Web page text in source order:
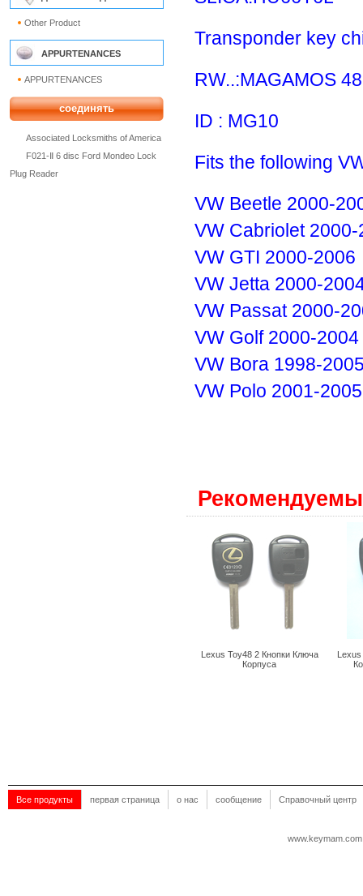
Other Product
APPURTENANCES
APPURTENANCES
соединять
Associated Locksmiths of America
F021-Ⅱ 6 disc Ford Mondeo Lock
Plug Reader
Transponder key
RW..:MAGAMOS 48
ID : MG10
Fits the following
VW Beetle 2000-
VW Cabriolet 2000-
VW GTI 2000-2006
VW Jetta 2000-
VW Passat 2000-
VW Golf 2000-2004
VW Bora 1998-
VW Polo 2001-2005
Lexus Toy48 2 Кнопки Ключа
Корпуса
Lexus
Все продукты первая страница о нас сообщение Справочный центр
www.keymam.com